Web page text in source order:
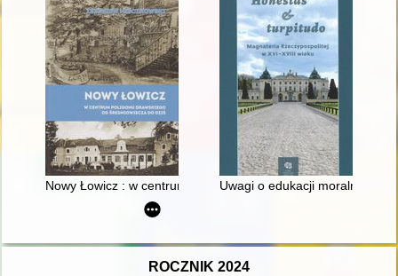
Nowy Łowicz : w centrum poligonu drawskiego od
Uwagi o edukacji moralnej
ROCZNIK 2024